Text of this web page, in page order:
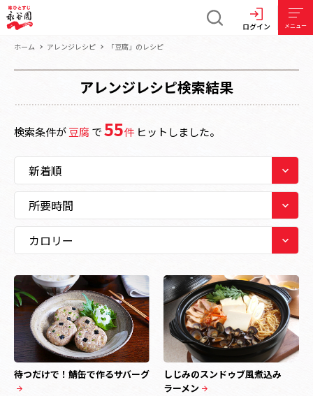
ログイン メニュー
ホーム アレンジレシピ 「豆腐」のレシピ
アレンジレシピ検索結果
検索条件が豆腐 で55件 ヒットしました。
待つだけで！鯖缶で作るサバーグ
しじみのスンドゥブ風煮込み
ラーメン